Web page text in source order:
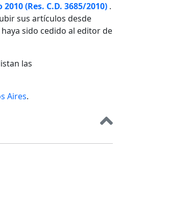
(Res. C.D. 3685/2010) .
sus artículos desde
sido cedido al editor de
las
Aires.